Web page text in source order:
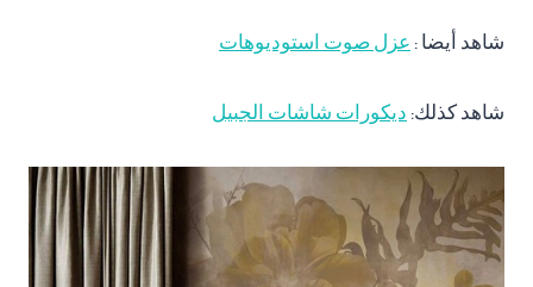
شاهد أيضا : عزل صوت استوديوهات
شاهد كذلك: ديكورات شاشات الجبيل